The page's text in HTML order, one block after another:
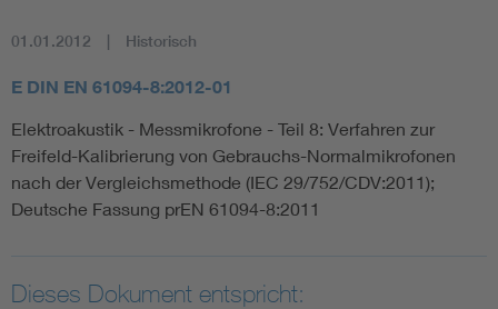
01.01.2012 Historisch
E DIN EN 61094-8:2012-01
Elektroakustik - Messmikrofone - Teil 8: Verfahren zur
Freifeld-Kalibrierung von Gebrauchs-Normalmikrofonen
nach der Vergleichsmethode (IEC 29/752/CDV:2011);
Deutsche Fassung prEN 61094-8:2011
Dieses Dokument entspricht: